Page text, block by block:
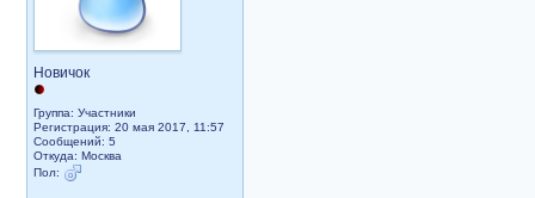
Новичок
Группа: Участники
Регистрация: 20 мая 2017, 11:57
Сообщений: 5
Откуда: Москва
Пол: